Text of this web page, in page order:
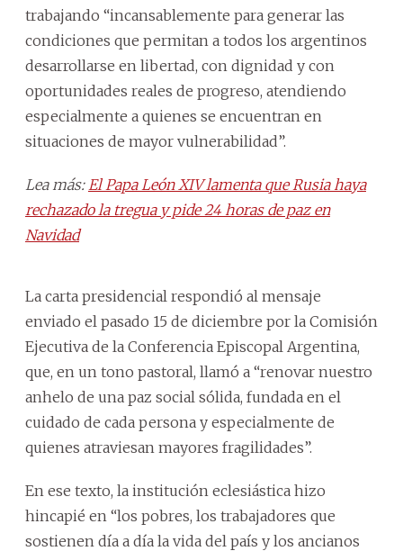
trabajando “incansablemente para generar las
condiciones que permitan a todos los argentinos
desarrollarse en libertad, con dignidad y con
oportunidades reales de progreso, atendiendo
especialmente a quienes se encuentran en
situaciones de mayor vulnerabilidad”.
Lea más: El Papa León XIV lamenta que Rusia haya
rechazado la tregua y pide 24 horas de paz en
Navidad
La carta presidencial respondió al mensaje
enviado el pasado 15 de diciembre por la Comisión
Ejecutiva de la Conferencia Episcopal Argentina,
que, en un tono pastoral, llamó a “renovar nuestro
anhelo de una paz social sólida, fundada en el
cuidado de cada persona y especialmente de
quienes atraviesan mayores fragilidades”.
En ese texto, la institución eclesiástica hizo
hincapié en “los pobres, los trabajadores que
sostienen día a día la vida del país y los ancianos